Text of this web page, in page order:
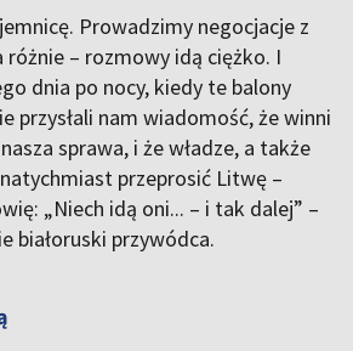
Prowadzimy negocjacje z
różnie – rozmowy idą ciężko. I
dnia po nocy, kiedy te balony
przysłali nam wiadomość, że winni
sprawa, i że władze, a także
przeprosić Litwę –
„Niech idą oni... – i tak dalej” –
białoruski przywódca.